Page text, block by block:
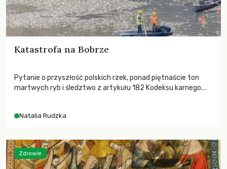
Katastrofa na Bobrze
Pytanie o przyszłość polskich rzek, ponad piętnaście ton
martwych ryb i śledztwo z artykułu 182 Kodeksu karnego.
zdarzeń prowadzących do biologicznej śmierci rzeki.
Natalia Rudzka
Zdrowie